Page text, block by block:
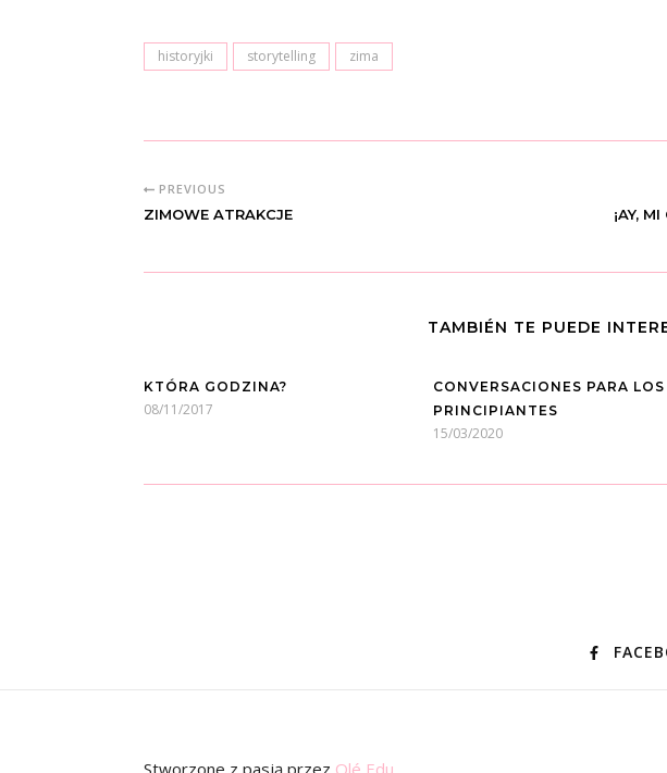
historyjki storytelling zima
PREVIOUS
ZIMOWE ATRAKCJE ¡AY,
TAMBIÉN TE PUEDE
KTÓRA GODZINA?
08/11/2017
CONVERSACIONES PARA LOS
PRINCIPIANTES
15/03/2020
Stworzone z pasją przez Olé Edu